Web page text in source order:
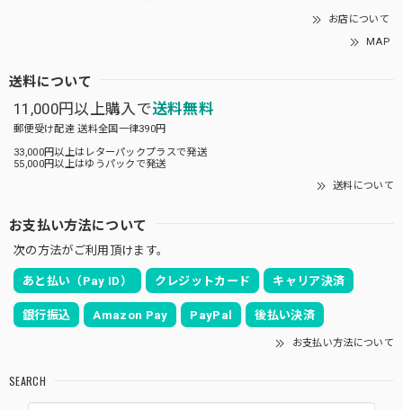
お店について
MAP
送料について
11,000円以上購入で送料無料
郵便受け配達 送料全国一律390円
33,000円以上はレターパックプラスで発送
55,000円以上はゆうパックで発送
送料について
お支払い方法について
次の方法がご利用頂けます。
あと払い（Pay ID） クレジットカード キャリア決済
銀行振込 Amazon Pay PayPal 後払い決済
お支払い方法について
SEARCH